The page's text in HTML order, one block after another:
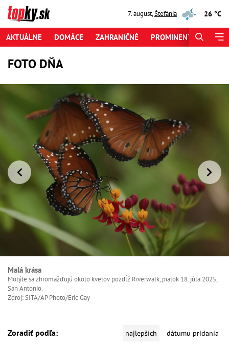
7. august,Štefánia 26 °C
AKTUÁLNE DOMÁCE ZAHRANIČNÉ PROMINENTI ŠPORT
FOTO DŇA
Malá krása
Motýle sa zhromažďujú okolo kvetov pozdĺž Riverwalk, piatok 18. júla 2025,
San Antonio.
Zdroj: SITA/AP Photo/Eric Gay
Zoradiť podľa: najlepších dátumu pridania